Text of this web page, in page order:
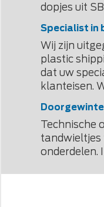
dopjes uit
Specialist in
Wij zijn
plastic
dat uw
klanteisen.
Technische
tandwieltjes
onderdelen.